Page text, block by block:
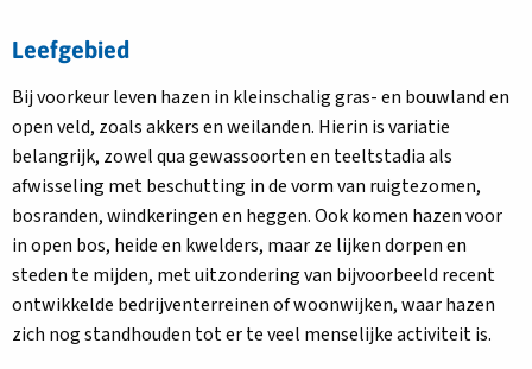
Leefgebied
Bij voorkeur leven hazen in kleinschalig gras- en bouwland en
open veld, zoals akkers en weilanden. Hierin is variatie
belangrijk, zowel qua gewassoorten en teeltstadia als
afwisseling met beschutting in de vorm van ruigtezomen,
bosranden, windkeringen en heggen. Ook komen hazen voor
in open bos, heide en kwelders, maar ze lijken dorpen en
steden te mijden, met uitzondering van bijvoorbeeld recent
ontwikkelde bedrijventerreinen of woonwijken, waar hazen
zich nog standhouden tot er te veel menselijke activiteit is.